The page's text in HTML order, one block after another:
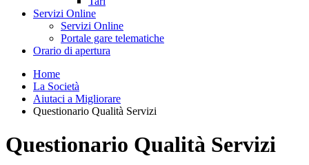
Servizi Online
Servizi Online
Portale gare telematiche
Orario di apertura
Home
La Società
Aiutaci a Migliorare
Questionario Qualità Servizi
Questionario Qualità Servizi